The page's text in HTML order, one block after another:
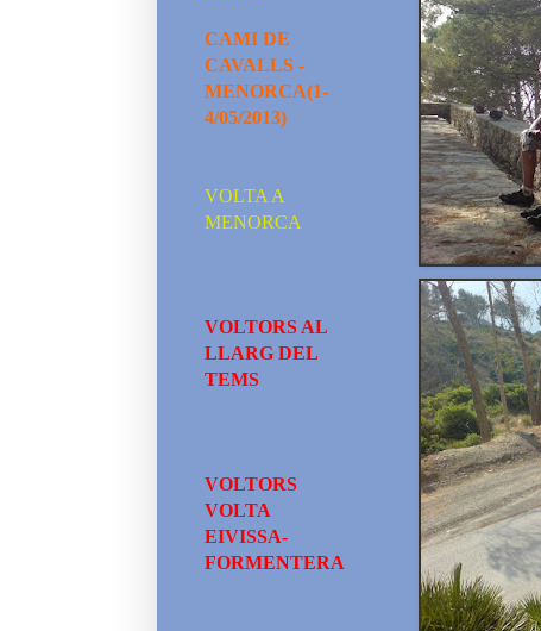
CAMI DE
CAVALLS -
MENORCA(1-
4/05/2013)
VOLTA A
MENORCA
VOLTORS AL
LLARG DEL
TEMS
VOLTORS
VOLTA
EIVISSA-
FORMENTERA